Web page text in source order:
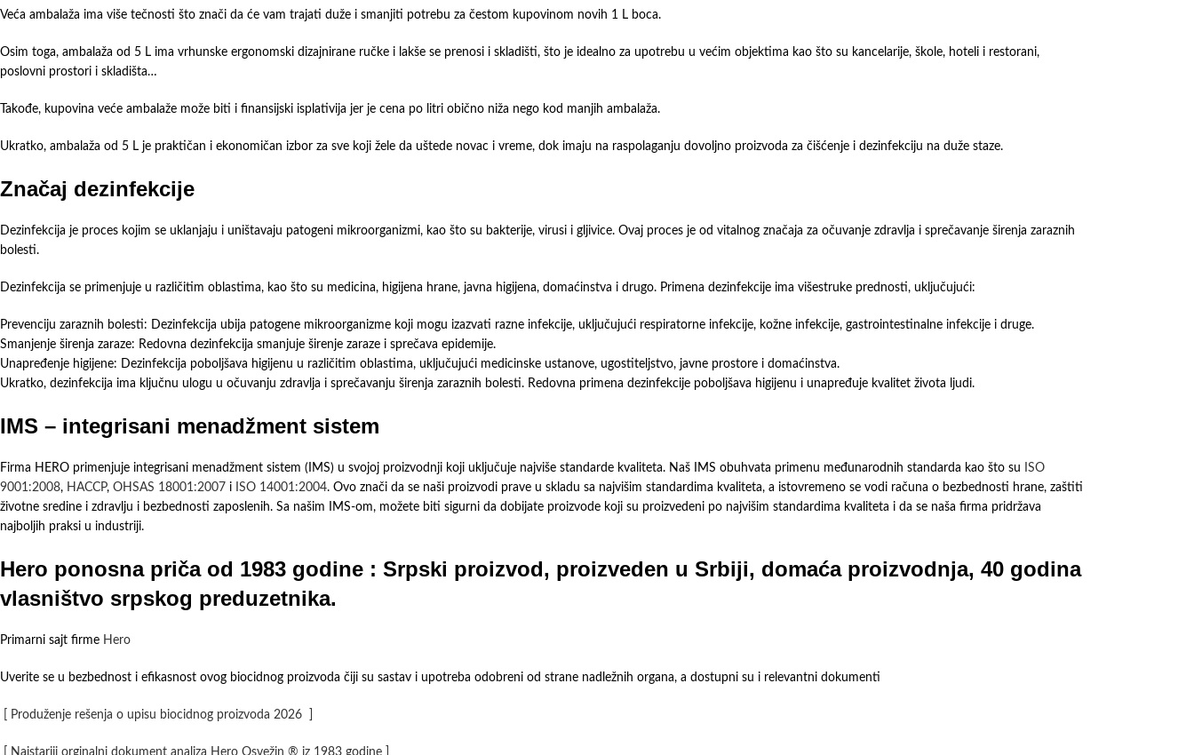
Veća ambalaža ima više tečnosti što znači da će vam trajati duže i smanjiti potrebu za čestom kupovinom novih 1 L boca.
Osim toga, ambalaža od 5 L ima vrhunske ergonomski dizajnirane ručke i lakše se prenosi i skladišti, što je idealno za upotrebu u većim objektima kao što su kancelarije, škole, hoteli i restorani,
poslovni prostori i skladišta…
Takođe, kupovina veće ambalaže može biti i finansijski isplativija jer je cena po litri obično niža nego kod manjih ambalaža.
Ukratko, ambalaža od 5 L je praktičan i ekonomičan izbor za sve koji žele da uštede novac i vreme, dok imaju na raspolaganju dovoljno proizvoda za čišćenje i dezinfekciju na duže staze.
Značaj dezinfekcije
Dezinfekcija je proces kojim se uklanjaju i uništavaju patogeni mikroorganizmi, kao što su bakterije, virusi i gljivice. Ovaj proces je od vitalnog značaja za očuvanje zdravlja i sprečavanje širenja zaraznih
bolesti.
Dezinfekcija se primenjuje u različitim oblastima, kao što su medicina, higijena hrane, javna higijena, domaćinstva i drugo. Primena dezinfekcije ima višestruke prednosti, uključujući:
Prevenciju zaraznih bolesti: Dezinfekcija ubija patogene mikroorganizme koji mogu izazvati razne infekcije, uključujući respiratorne infekcije, kožne infekcije, gastrointestinalne infekcije i druge.
Smanjenje širenja zaraze: Redovna dezinfekcija smanjuje širenje zaraze i sprečava epidemije.
Unapređenje higijene: Dezinfekcija poboljšava higijenu u različitim oblastima, uključujući medicinske ustanove, ugostiteljstvo, javne prostore i domaćinstva.
Ukratko, dezinfekcija ima ključnu ulogu u očuvanju zdravlja i sprečavanju širenja zaraznih bolesti. Redovna primena dezinfekcije poboljšava higijenu i unapređuje kvalitet života ljudi.
IMS – integrisani menadžment sistem
Firma HERO primenjuje integrisani menadžment sistem (IMS) u svojoj proizvodnji koji uključuje najviše standarde kvaliteta. Naš IMS obuhvata primenu međunarodnih standarda kao što su
ISO
9001:2008, HACCP, OHSAS 18001:2007 i ISO 14001:2004. Ovo znači da se naši proizvodi prave u skladu sa najvišim standardima kvaliteta, a istovremeno se vodi računa o bezbednosti hrane, zaštiti
životne sredine i zdravlju i bezbednosti zaposlenih. Sa našim IMS-om, možete biti sigurni da dobijate proizvode koji su proizvedeni po najvišim standardima kvaliteta i da se naša firma pridržava
najboljih praksi u industriji.
Hero ponosna priča od 1983 godine : Srpski proizvod, proizveden u Srbiji, domaća proizvodnja, 40 godina
vlasništvo srpskog preduzetnika.
Primarni sajt firme Hero
Uverite se u bezbednost i efikasnost ovog biocidnog proizvoda čiji su sastav i upotreba odobreni od strane nadležnih organa, a dostupni su i relevantni dokumenti
[ Produženje rešenja o upisu biocidnog proizvoda 2026 ]
[ Najstariji orginalni dokument analiza Hero Osvežin ® iz 1983 godine ]